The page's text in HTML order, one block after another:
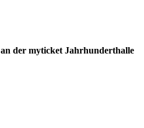
an der myticket Jahrhunderthalle